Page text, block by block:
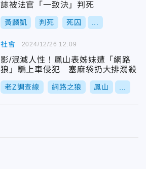
誌被法官「一致決」判死
黃麟凱 判死 死囚
社會
影/泯滅人性！鳳山表姊妹遭「網路
狼」騙上車侵犯 塞麻袋扔大排溺殺
老Z調查線 網路之狼 鳳山
2024/12/26 12:09